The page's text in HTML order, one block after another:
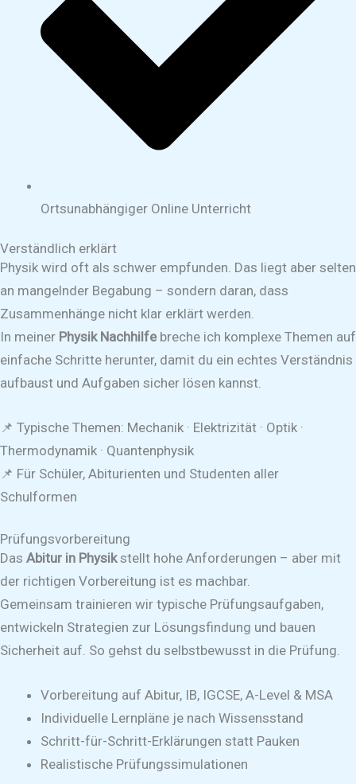
Ortsunabhängiger Online Unterricht
Verständlich erklärt
Physik wird oft als schwer empfunden. Das liegt aber selten
an mangelnder Begabung – sondern daran, dass
Zusammenhänge nicht klar erklärt werden.
In meiner Physik Nachhilfebreche ich komplexe Themen auf
einfache Schritte herunter, damit du ein echtes Verständnis
aufbaust und Aufgaben sicher lösen kannst.
📌 Typische Themen: Mechanik · Elektrizität · Optik ·
Thermodynamik · Quantenphysik
📌 Für Schüler, Abiturienten und Studenten aller
Schulformen
Prüfungsvorbereitung
Das Abitur in Physikstellt hohe Anforderungen – aber mit
der richtigen Vorbereitung ist es machbar.
Gemeinsam trainieren wir typische Prüfungsaufgaben,
entwickeln Strategien zur Lösungsfindung und bauen
Sicherheit auf. So gehst du selbstbewusst in die Prüfung.
Vorbereitung auf Abitur, IB, IGCSE, A-Level & MSA
Individuelle Lernpläne je nach Wissensstand
Schritt-für-Schritt-Erklärungen statt Pauken
Realistische Prüfungssimulationen